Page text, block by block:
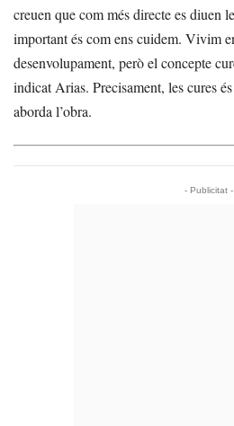
creuen que com més directe es diuen
important és com ens cuidem. Vivim
desenvolupament, però el concepte
indicat Arias. Precisament, les cures
aborda l’obra.
- Publicitat -